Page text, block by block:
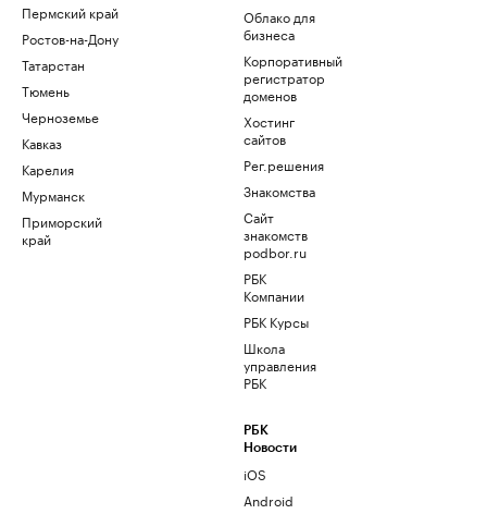
Пермский край
Ростов-на-Дону
Татарстан
Тюмень
Черноземье
Кавказ
Карелия
Мурманск
Приморский
край
Облако для
бизнеса
Корпоративный
регистратор
доменов
Хостинг
сайтов
Рег.решения
Знакомства
Сайт
знакомств
podbor.ru
РБК
Компании
РБК Курсы
Школа
управления
РБК
РБК
Новости
iOS
Android